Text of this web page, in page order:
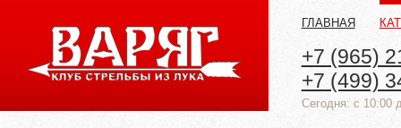
ГЛАВНАЯ
+7 (965)
+7 (499)
Cегодня: с 10:00